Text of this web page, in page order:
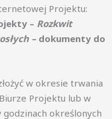
Projektu:
– Rozkwit
– dokumenty do
w okresie trwania
Projektu lub w
określonych